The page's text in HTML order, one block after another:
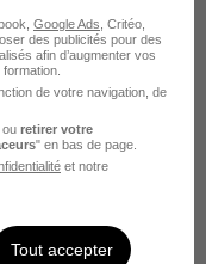
Métier
Google Ads , Critéo,
des publicités pour des
afin d’augmenter vos
de votre navigation, de
ou retirer votre
" en bas de page.
et notre
Tout accepter